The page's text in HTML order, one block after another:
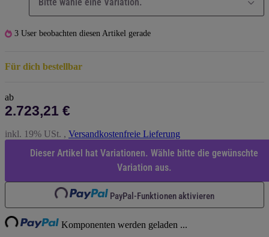
Bitte wähle eine Variation.
3 User beobachten diesen Artikel gerade
Für dich bestellbar
ab
2.723,21 €
inkl. 19% USt. , Versandkostenfreie Lieferung
Dieser Artikel hat Variationen. Wähle bitte die gewünschte
Variation aus.
Loading... PayPal-Funktionen aktivieren
Komponenten werden geladen ...